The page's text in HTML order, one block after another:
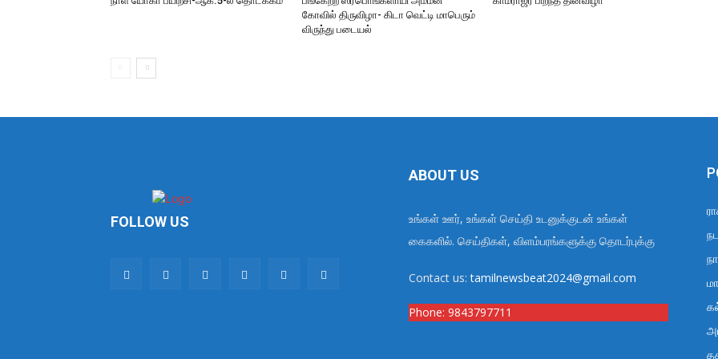
கோவில் திருவிழா- கிடா வெட்டி மாபெரும்
விருந்து படையல்
FOLLOW US
ABOUT US
உங்கள் ஊர், உங்கள் செய்தி உடனுக்குடன் உங்கள்
கைகளில். செய்திகள், விளம்பரங்களுக்கு தொடர்புக்கு
Contact us:tamilnewsbeat2024@gmail.com
Phone: 9843797711